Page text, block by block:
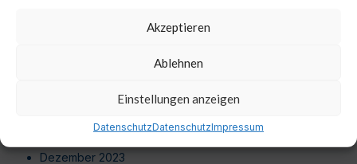
Akzeptieren
Ablehnen
Einstellungen anzeigen
DatenschutzDatenschutzImpressum
Februar 2024
Dezember 2023